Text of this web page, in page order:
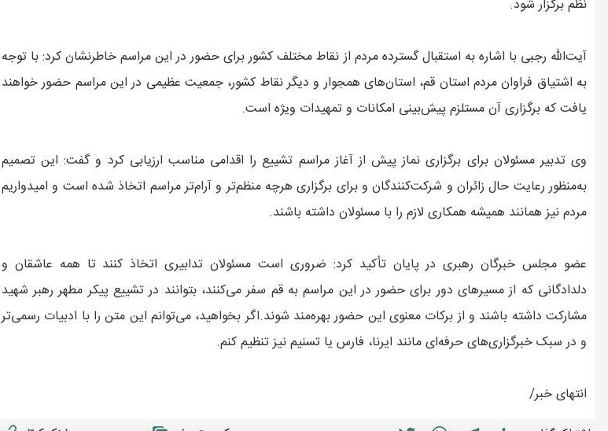
نظم برگزار شود.
آیت‌الله رجبی با اشاره به استقبال گسترده مردم از نقاط مختلف کشور برای حضور در این مراسم خاطرنشان کرد: با توجه
به اشتیاق فراوان مردم استان قم، استان‌های همجوار و دیگر نقاط کشور، جمعیت عظیمی در این مراسم حضور خواهند
یافت که برگزاری آن مستلزم پیش‌بینی امکانات و تمهیدات ویژه است.
وی تدبیر مسئولان برای برگزاری نماز پیش از آغاز مراسم تشییع را اقدامی مناسب ارزیابی کرد و گفت: این تصمیم
به‌منظور رعایت حال زائران و شرکت‌کنندگان و برای برگزاری هرچه منظم‌تر و آرام‌تر مراسم اتخاذ شده است و امیدواریم
مردم نیز همانند همیشه همکاری لازم را با مسئولان داشته باشند.
عضو مجلس خبرگان رهبری در پایان تأکید کرد: ضروری است مسئولان تدابیری اتخاذ کنند تا همه عاشقان و
دلدادگانی که از مسیرهای دور برای حضور در این مراسم به قم سفر می‌کنند، بتوانند در تشییع پیکر مطهر رهبر شهید
مشارکت داشته باشند و از برکات معنوی این حضور بهره‌مند شوند.اگر بخواهید، می‌توانم این متن را با ادبیات رسمی‌تر
و در سبک خبرگزاری‌های حرفه‌ای مانند ایرنا، فارس یا تسنیم نیز تنظیم کنم.
انتهای خبر/